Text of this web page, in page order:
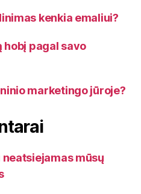
kenkia emaliui?
pagal savo
marketingo jūroje?
neatsiejamas mūsų